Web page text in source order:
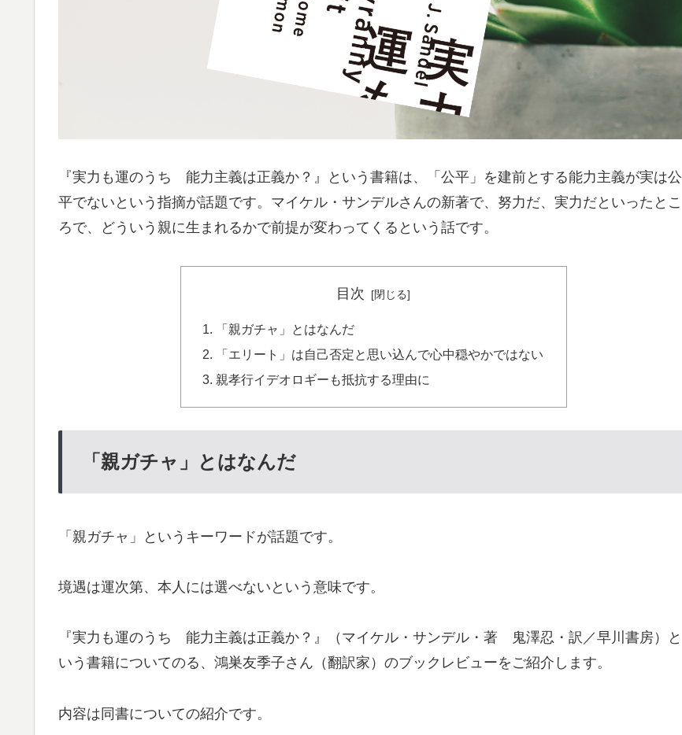
『実力も運のうち 能力主義は正義か？』という書籍は、「公平」を建前とする能力主義が実は公
平でないという指摘が話題です。マイケル・サンデルさんの新著で、努力だ、実力だといったとこ
ろで、どういう親に生まれるかで前提が変わってくるという話です。
目次
「親ガチャ」とはなんだ
「エリート」は自己否定と思い込んで心中穏やかではない
親孝行イデオロギーも抵抗する理由に
「親ガチャ」とはなんだ
「親ガチャ」というキーワードが話題です。
境遇は運次第、本人には選べないという意味です。
『実力も運のうち 能力主義は正義か？』（マイケル・サンデル・著 鬼澤忍・訳／早川書房）と
いう書籍についてのる、鴻巣友季子さん（翻訳家）のブックレビューをご紹介します。
内容は同書についての紹介です。